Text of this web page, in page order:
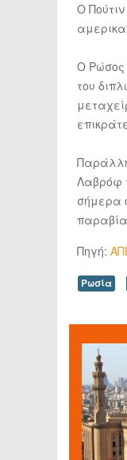
Ο
Ο Ρώσος
του
Λαβρόφ
σήμερα
Πηγή:
Ρωσία